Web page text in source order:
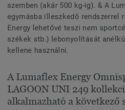
szemben (akár 500 kg-ig). & A
egymásba illeszkedő rendszerrel
Energy lehetővé teszi nem
székek stb.) lebonyolítását
kellene használni.
A Lumaflex Energy
LAGOON UNI 249
alkalmazható a következő